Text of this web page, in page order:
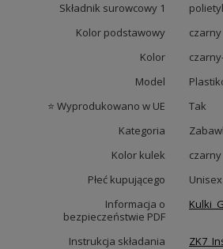
Składnik surowcowy 1
Kolor podstawowy
czarny
Kolor
Model
⭐ Wyprodukowano w UE
Tak
Kategoria
Kolor kulek
czarny
Płeć kupującego
Informacja o
bezpieczeństwie PDF
Instrukcja składania